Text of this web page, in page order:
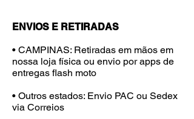
ENVIOS E RETIRADAS
• CAMPINAS: Retiradas em mãos em
nossa loja física ou envio por apps de
entregas flash moto
• Outros estados: Envio PAC ou Sedex
via Correios